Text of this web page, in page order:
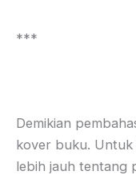
***
Demikian
kover buku. Untuk
lebih jauh tentang